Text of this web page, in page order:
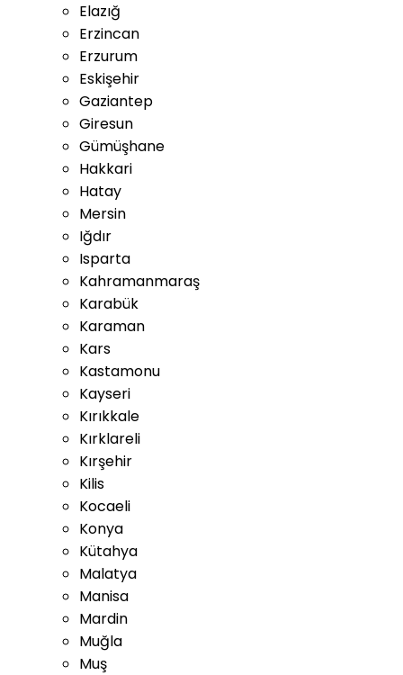
Elazığ
Erzincan
Erzurum
Eskişehir
Gaziantep
Giresun
Gümüşhane
Hakkari
Hatay
Mersin
Iğdır
Isparta
Kahramanmaraş
Karabük
Karaman
Kars
Kastamonu
Kayseri
Kırıkkale
Kırklareli
Kırşehir
Kilis
Kocaeli
Konya
Kütahya
Malatya
Manisa
Mardin
Muğla
Muş